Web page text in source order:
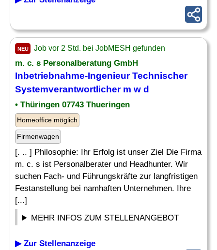
NEU Job vor 2 Std. bei JobMESH gefunden
m. c. s Personalberatung GmbH
Inbetriebnahme-IngenieurTechnischer
Systemverantwortlicher m w d
• Thüringen 07743 Thueringen
Homeoffice möglich
Firmenwagen
[. .. ] Philosophie: Ihr Erfolg ist unser Ziel Die Firma
m. c. s ist Personalberater und Headhunter. Wir
suchen Fach- und Führungskräfte zur langfristigen
Festanstellung bei namhaften Unternehmen. Ihre
[...]
MEHR INFOS ZUM STELLENANGEBOT
▶ Zur Stellenanzeige